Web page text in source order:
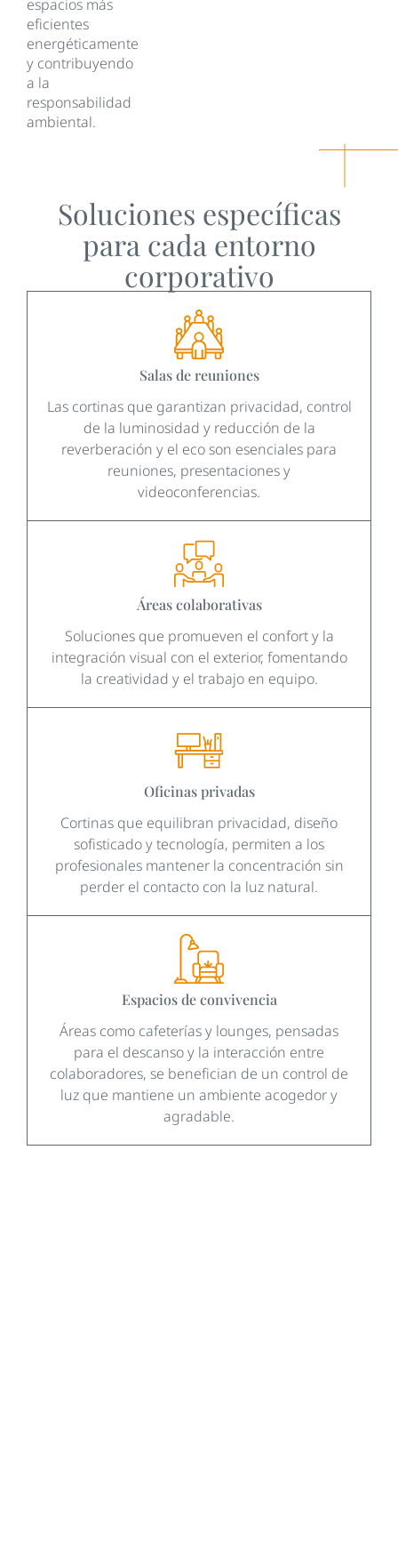
espacios más
eficientes
energéticamente
y contribuyendo
a la
responsabilidad
ambiental.
Soluciones específicas
para cada entorno
corporativo
Salas de reuniones
Las cortinas que garantizan privacidad, control
de la luminosidad y reducción de la
reverberación y el eco son esenciales para
reuniones, presentaciones y
videoconferencias.
Áreas colaborativas
Soluciones que promueven el confort y la
integración visual con el exterior, fomentando
la creatividad y el trabajo en equipo.
Oficinas privadas
Cortinas que equilibran privacidad, diseño
sofisticado y tecnología, permiten a los
profesionales mantener la concentración sin
perder el contacto con la luz natural.
Espacios de convivencia
Áreas como cafeterías y lounges, pensadas
para el descanso y la interacción entre
colaboradores, se benefician de un control de
luz que mantiene un ambiente acogedor y
agradable.